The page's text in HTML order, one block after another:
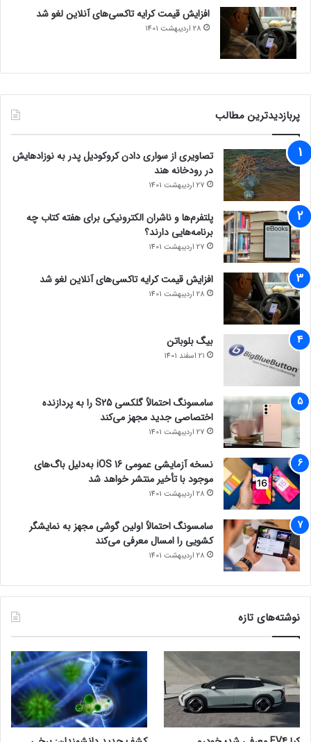
افزایش قیمت کرایه تاکسی‌های آنلاین لغو شد
28 اردیبهشت 1401
پربازدیدترین مطالب
تصاویری از سواری دادن کروکودیل پدر به نوزادهایش
در رودخانه هند
27 اردیبهشت 1401
پلتفرم‌ها و ناشران الکترونیکی برای هفته کتاب چه
برنامه‌هایی دارند؟
27 اردیبهشت 1401
افزایش قیمت کرایه تاکسی‌های آنلاین لغو شد
28 اردیبهشت 1401
بیگ بلوباتن
21 اسفند 1401
سامسونگ احتمالاً گلکسی S25 را به پردازنده
اختصاصی جدید مجهز می‌کند
27 اردیبهشت 1401
نسخه آزمایشی عمومی iOS 16 به‌دلیل باگ‌های
موجود با تأخیر منتشر خواهد شد
28 اردیبهشت 1401
سامسونگ احتمالاً اولین گوشی مجهز به نمایشگر
کشویی را امسال معرفی می‌کند
28 اردیبهشت 1401
نوشته‌های تازه